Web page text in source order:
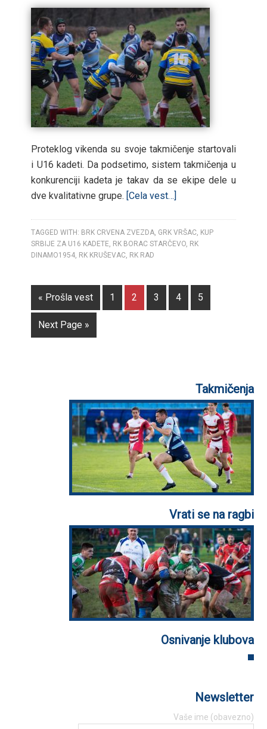
Proteklog vikenda su svoje takmičenje startovali
i U16 kadeti. Da podsetimo, sistem takmičenja u
konkurenciji kadeta je takav da se ekipe dele u
dve kvalitativne grupe. [Cela vest…]
TAGGED WITH: BRK CRVENA ZVEZDA, GRK VRŠAC, KUP
SRBIJE ZA U16 KADETE, RK BORAC STARČEVO, RK
DINAMO1954, RK KRUŠEVAC, RK RAD
« Prošla vest 1 2 3 4 5
Next Page »
Takmičenja
Vrati se na ragbi
Osnivanje klubova
Newsletter
Vaše ime (obavezno)